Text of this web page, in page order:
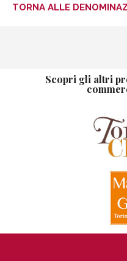
TORNA ALLE
Scopri gli altri